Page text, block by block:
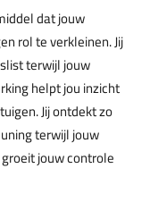
dat jouw
rol te verkleinen. Jij
terwijl jouw
helpt jou inzicht
Jij ontdekt zo
terwijl jouw
jouw controle